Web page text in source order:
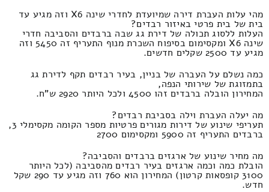
מהי עלות העברת דירה שמיועדת לחדרי שינה X6 וזה מגיע עד
בית של בית פרטי באיזור רבדים?
העלות ללסוג תכולה של דירת גג שבה ברבדים והסביבה חדרי
שינה X6 ומקסימום בסיפוח השכרת מנוף התעריף זה 5450 וזה
מגיע עד 2500 שקלים חדשים.
כמה נשלם על העברה של בניין, בעיר רבדים תקף לדירת גג
בתמזוגת של שירותי הנפה,
המחירון הובלה ברבדים זהו 4500 ולכל היותר 2920 ש"ח.
מה יעלה העברת וילה בסביבת רבדים?
תעריפי שינוע של דירות מגורים פרטיות מספר הקומה מקסימלי 3,
ברבדים התעריף זה 5900 ומקסימום 2700
מה מחיר שינוע של ארגזים ברבדים והסביבה?
הובלת כמה וכמה ארגזים בעיר רבדים מהסביבה (לכל היותר
3100 קופסאות קרטון) המחירון הוא 760 וזה מגיע עד 290 שקל
חדש.